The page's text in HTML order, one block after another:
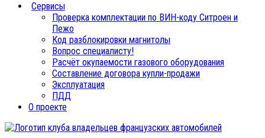
Сервисы
Проверка комплектации по ВИН-коду Ситроен и
Пежо
Код разблокировки магнитолы
Вопрос специалисту!
Расчёт окупаемости газового оборудования
Составление договора купли-продажи
Эксплуатация
ПДД
О проекте